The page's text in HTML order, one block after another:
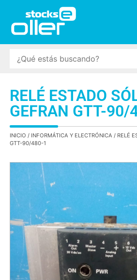
RELÉ ESTADO
GEFRAN GTT-90/
INICIO / INFORMÁTICA Y ELECTRÓNICA / RELÉ
GTT-90/480-1